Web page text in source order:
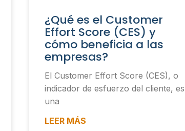
¿Qué es el Customer
Effort Score (CES) y
cómo beneficia a las
empresas?
El Customer Effort Score (CES), o
indicador de esfuerzo del cliente, es
una
LEER MÁS